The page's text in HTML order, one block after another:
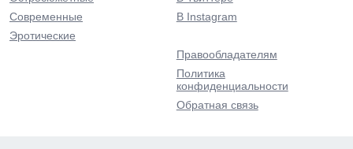
Современные
Эротические
В Instagram
Правообладателям
Политика
конфиденциальности
Обратная связь